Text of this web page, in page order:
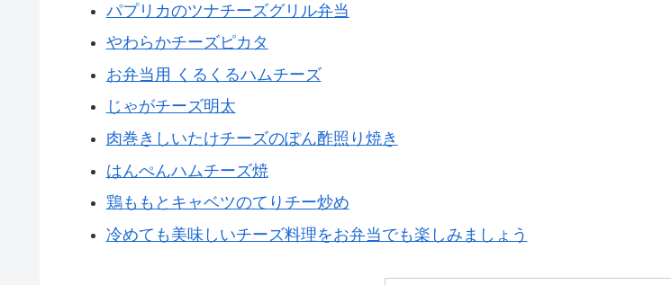
パプリカのツナチーズグリル弁当
やわらかチーズピカタ
お弁当用 くるくるハムチーズ
じゃがチーズ明太
肉巻きしいたけチーズのぽん酢照り焼き
はんぺんハムチーズ焼
鶏ももとキャベツのてりチー炒め
冷めても美味しいチーズ料理をお弁当でも楽しみましょう